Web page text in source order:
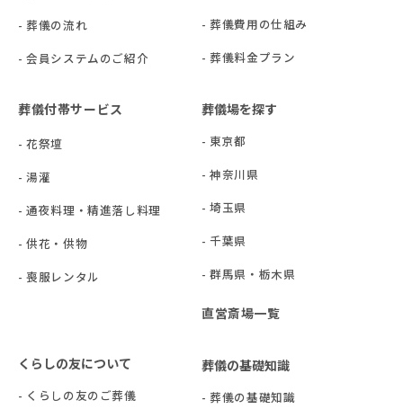
- 葬儀の流れ
- 会員システムのご紹介
- 葬儀費用の仕組み
- 葬儀料金プラン
葬儀付帯サービス
- 花祭壇
- 湯灌
- 通夜料理・精進落し料理
- 供花・供物
- 喪服レンタル
葬儀場を探す
- 東京都
- 神奈川県
- 埼玉県
- 千葉県
- 群⾺県・栃⽊県
直営斎場一覧
くらしの友について
- くらしの友のご葬儀
葬儀の基礎知識
- 葬儀の基礎知識